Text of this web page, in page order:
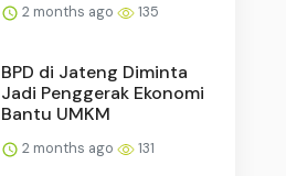
2 months ago 135
BPD di Jateng Diminta
Jadi Penggerak Ekonomi
Bantu UMKM
2 months ago 131